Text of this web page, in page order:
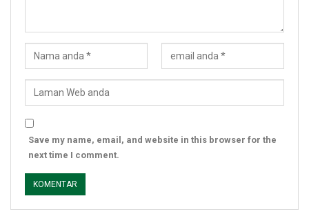
Save my name, email, and website in this browser for the
next time I comment.